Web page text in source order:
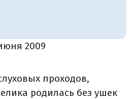
2009
проходов,
родилась без ушек